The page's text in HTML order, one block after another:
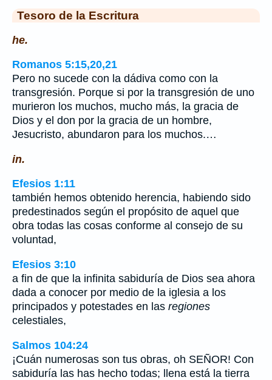
Tesoro de la Escritura
he.
Romanos 5:15,20,21
Pero no sucede con la dádiva como con la
transgresión. Porque si por la transgresión de uno
murieron los muchos, mucho más, la gracia de
Dios y el don por la gracia de un hombre,
Jesucristo, abundaron para los muchos.…
in.
Efesios 1:11
también hemos obtenido herencia, habiendo sido
predestinados según el propósito de aquel que
obra todas las cosas conforme al consejo de su
voluntad,
Efesios 3:10
a fin de que la infinita sabiduría de Dios sea ahora
dada a conocer por medio de la iglesia a los
principados y potestades en las regiones
celestiales,
Salmos 104:24
¡Cuán numerosas son tus obras, oh SEÑOR! Con
sabiduría las has hecho todas; llena está la tierra